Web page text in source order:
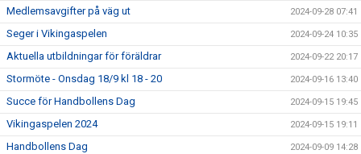
Medlemsavgifter på väg ut 2024-09-28 07:41
Seger i Vikingaspelen 2024-09-24 10:35
Aktuella utbildningar för föräldrar 2024-09-22 20:17
Stormöte - Onsdag 18/9 kl 18 - 20 2024-09-16 13:40
Succe för Handbollens Dag 2024-09-15 19:45
Vikingaspelen 2024 2024-09-15 19:11
Handbollens Dag 2024-09-09 14:28